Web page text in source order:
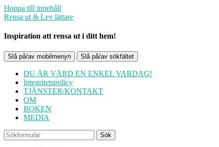
Hoppa till innehåll
Rensa ut & Lev lättare
Inspiration att rensa ut i ditt hem!
Slå på/av mobilmenyn Slå på/av sökfältet
DU ÄR VÄRD EN ENKEL VARDAG!
Integritetspolicy
TJÄNSTER/KONTAKT
OM
BOKEN
MEDIA
Sök